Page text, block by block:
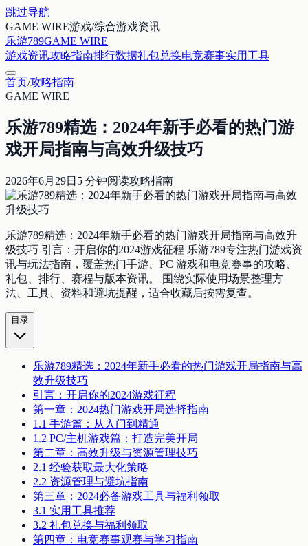
跳过导航
GAME WIRE游戏/综合游戏资讯
乐游789GAME WIRE
游戏资讯攻略指南排行数据礼包兑换电竞赛事实用工具
首页/攻略指南
GAME WIRE
乐游789精选：2024年新手必看的热门游
戏开局指南与高效升级技巧
2026年6月29日 5 分钟阅读攻略指南
乐游789精选：2024年新手必看的热门游戏开局指南与高效升
级技巧 引言：开启你的2024游戏征程 乐游789专注热门游戏资
讯与玩法指南，覆盖热门手游、PC 游戏和电竞赛事的攻略、
礼包、排行、赛程与版本资讯。 围绕实际使用场景整理方
法、工具、资料和避坑提醒，适合收藏后按需复查。
目录
乐游789精选：2024年新手必看的热门游戏开局指南与高
效升级技巧
引言：开启你的2024游戏征程
第一章：2024热门游戏开局选择指南
1.1 手游篇：从入门到精通
1.2 PC/主机游戏篇：打造完美开局
第二章：高效升级与资源管理技巧
2.1 经验获取最大化策略
2.2 资源管理与避坑指南
第三章：2024必备游戏工具与福利领取
3.1 实用工具推荐
3.2 礼包兑换与福利领取
第四章：电竞赛事观赛与学习指南